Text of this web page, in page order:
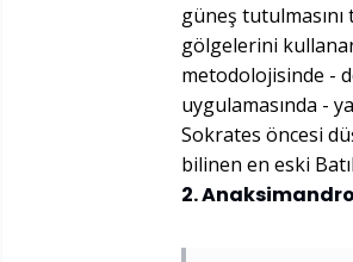
güneş
gölgelerini
metodolojisinde -
uygulamasında -
Sokrates öncesi
bilinen en eski
2.